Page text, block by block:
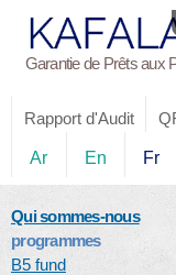
Garantie de Prêts aux
Rapport d'Audit
Ar En Fr
Qui sommes-nous
programmes
B5 fund